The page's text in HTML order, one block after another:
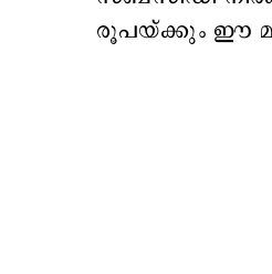
രൂപയ്ക്കും ഈ